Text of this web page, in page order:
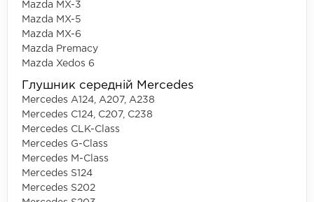
Mazda MX-3
Mazda MX-5
Mazda MX-6
Mazda Premacy
Mazda Xedos 6
Глушник середній Mercedes
Mercedes A124, A207, A238
Mercedes C124, C207, C238
Mercedes CLK-Class
Mercedes G-Class
Mercedes M-Class
Mercedes S124
Mercedes S202